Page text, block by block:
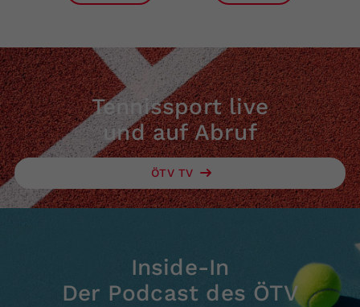
Tennissport live
und auf Abruf
ÖTV TV
Inside-In
Der Podcast des ÖTV